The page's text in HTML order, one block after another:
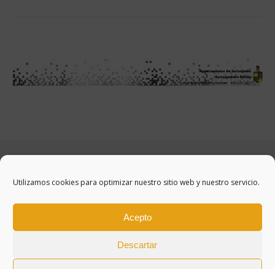
Utilizamos cookies para optimizar nuestro sitio web y nuestro servicio.
Acepto
Descartar